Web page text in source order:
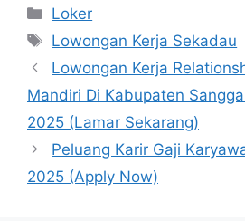
Kategori
Loker
Tag
Lowongan Kerja Sekadau
Lowongan Kerja
Mandiri Di Kabupaten
2025 (Lamar Sekarang)
Peluang Karir Gaji
2025 (Apply Now)